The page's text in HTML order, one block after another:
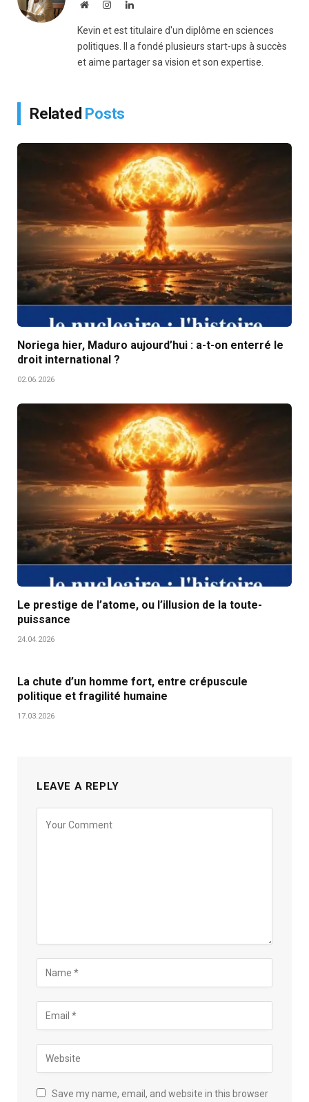
WebsiteInstagramLinkedIn
Kevin et est titulaire d'un diplôme en sciences
politiques. Il a fondé plusieurs start-ups à succès
et aime partager sa vision et son expertise.
Related Posts
Noriega hier, Maduro aujourd’hui : a-t-on enterré le
droit international ?
02.06.2026
Le prestige de l’atome, ou l’illusion de la toute-
puissance
24.04.2026
La chute d’un homme fort, entre crépuscule
politique et fragilité humaine
17.03.2026
LEAVE A REPLY
Save my name, email, and website in this browser